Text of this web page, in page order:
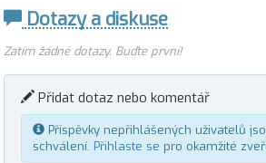
Dotazy a diskuse
Zatím žádné dotazy. Buďte první!
Přidat dotaz nebo komentář
Příspěvky nepřihlášených uživatelů
schválení. Přihlaste se pro okamžité